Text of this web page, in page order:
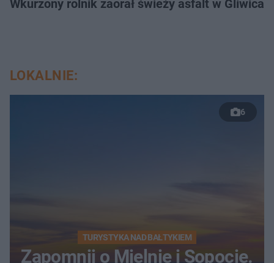
Wkurzony rolnik zaorał świeży asfalt w
LOKALNIE:
6
TURYSTYKA NAD BAŁTYKIEM
Zapomnij o Mielnie i Sopocie.